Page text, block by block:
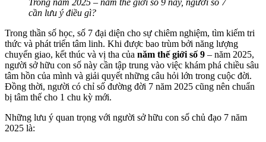
cần lưu ý điều gì?
Trong thần số học, số 7 đại diện cho sự chiêm nghiệm, tìm kiếm tri
thức và phát triển tâm linh. Khi được bao trùm bởi năng lượng
chuyển giao, kết thúc và vị tha của năm thế giới số 9 – năm 2025,
người sở hữu con số này cần tập trung vào việc khám phá chiều sâu
tâm hồn của mình và giải quyết những câu hỏi lớn trong cuộc đời.
Đồng thời, người có chỉ số đường đời 7 năm 2025 cũng nên chuẩn
bị tâm thế cho 1 chu kỳ mới.
Những lưu ý quan trọng với người sở hữu con số chủ đạo 7 năm
2025 là: